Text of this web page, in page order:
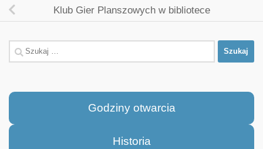
Klub Gier Planszowych w bibliotece
Szukaj:
Godziny otwarcia
Historia